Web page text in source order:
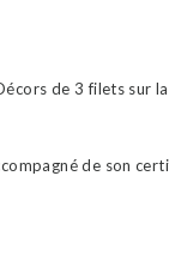
de 3 filets sur
de son